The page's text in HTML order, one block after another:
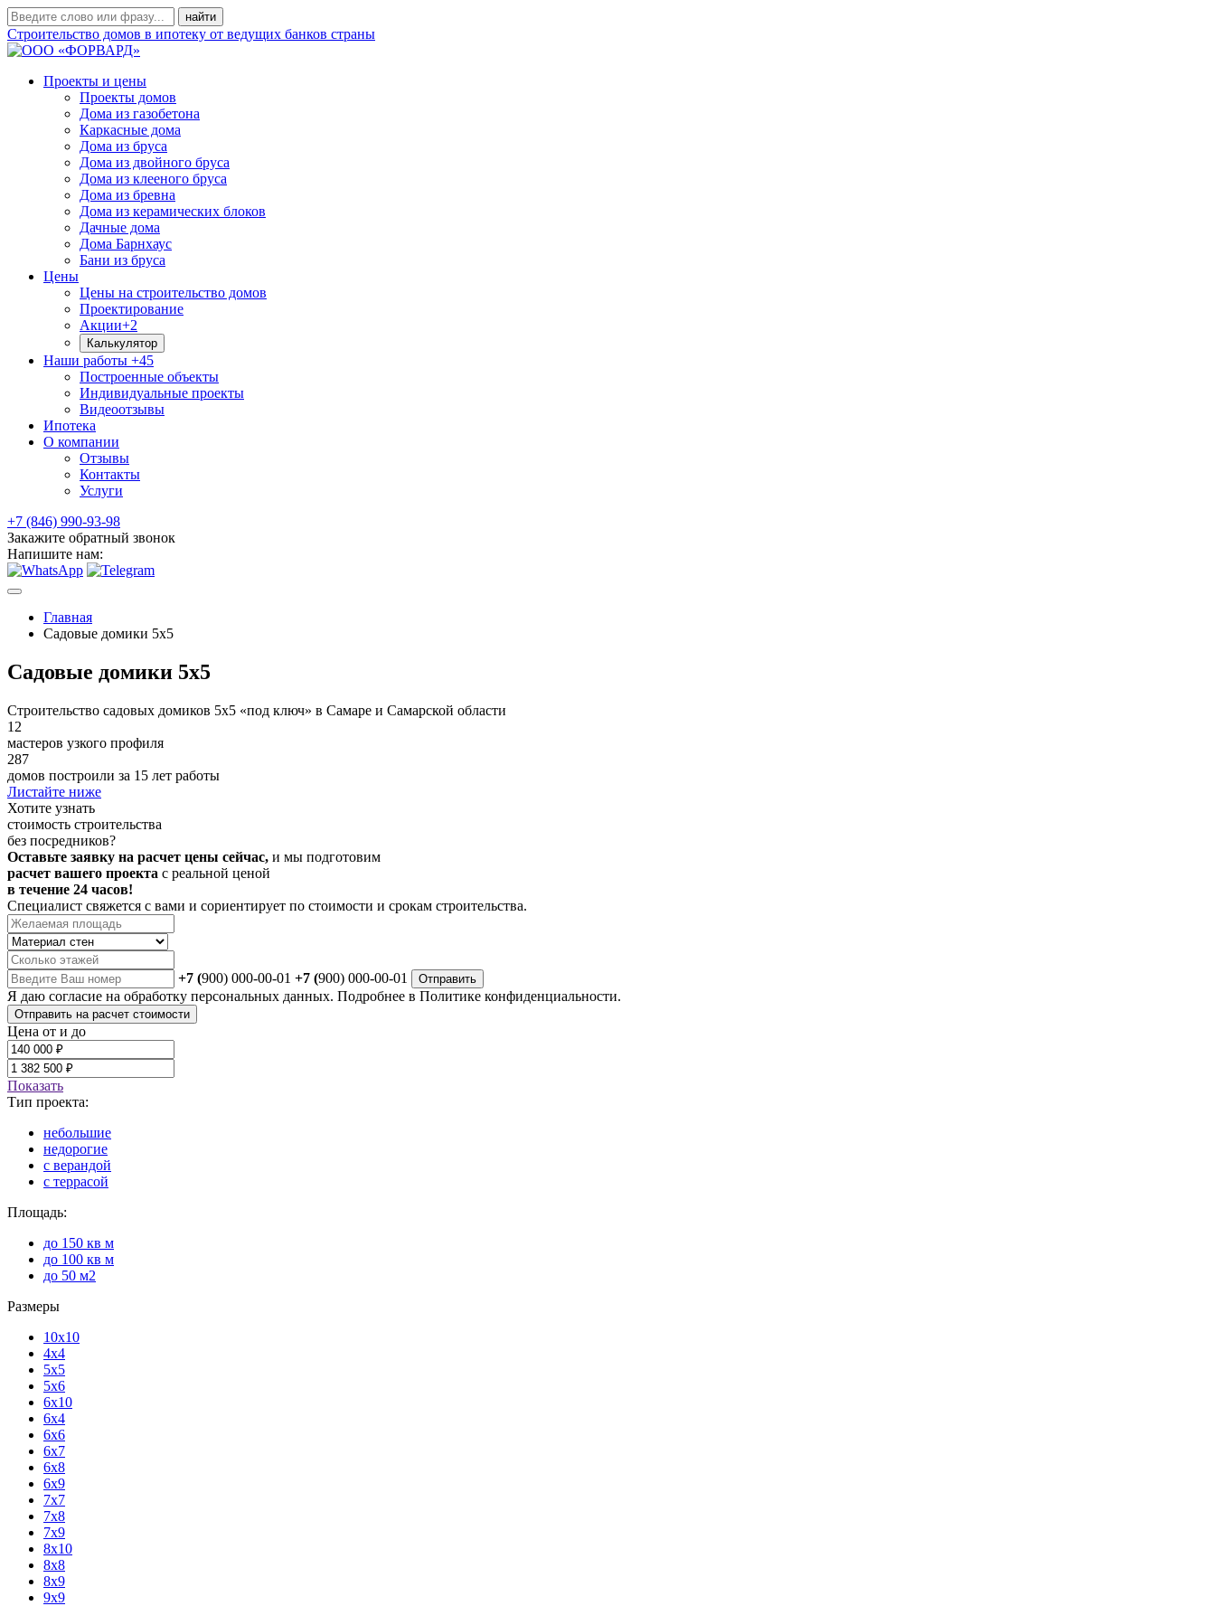
Строительство домов в ипотеку от ведущих банков страны
Проекты и цены
Проекты домов
Дома из газобетона
Каркасные дома
Дома из бруса
Дома из двойного бруса
Дома из клееного бруса
Дома из бревна
Дома из керамических блоков
Дачные дома
Дома Барнхаус
Бани из бруса
Цены
Цены на строительство домов
Проектирование
Акции+2
Калькулятор
Наши работы +45
Построенные объекты
Индивидуальные проекты
Видеоотзывы
Ипотека
О компании
Отзывы
Контакты
Услуги
+7 (846) 990-93-98
Закажите обратный звонок
Напишите нам:
Главная
Садовые домики 5x5
Садовые домики 5x5
Строительство садовых домиков 5х5 «под ключ» в Самаре и Самарской области
12
мастеров узкого профиля
287
домов построили за 15 лет работы
Листайте ниже
Хотите узнать
стоимость строительства
без посредников?
Оставьте заявку на расчет цены сейчас, и мы подготовим
расчет вашего проекта с реальной ценой
в течение 24 часов!
Специалист свяжется с вами и сориентирует по стоимости и срокам строительства.
+7 (900) 000-00-01 +7 (900) 000-00-01 Отправить
Я даю согласие на обработку персональных данных. Подробнее в Политике конфиденциальности.
Отправить на расчет стоимости
Цена от и до
Показать
Тип проекта:
небольшие
недорогие
с верандой
с террасой
Площадь:
до 150 кв м
до 100 кв м
до 50 м2
Размеры
10x10
4x4
5x5
5x6
6x10
6x4
6x6
6x7
6x8
6x9
7x7
7x8
7x9
8x10
8x8
8x9
9x9